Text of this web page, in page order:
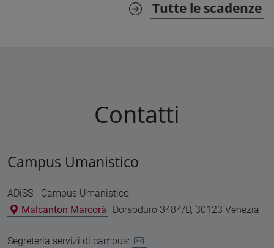
Tutte le scadenze
Contatti
Campus Umanistico
ADiSS - Campus Umanistico
Malcanton Marcorà , Dorsoduro 3484/D, 30123 Venezia
Segreteria servizi di campus: